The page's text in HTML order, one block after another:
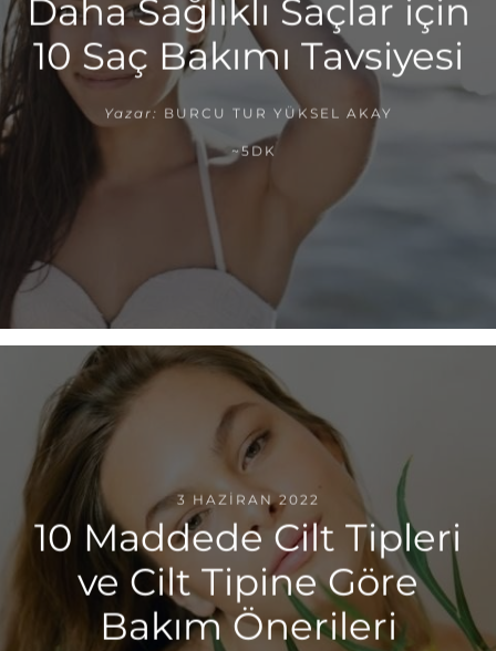
Daha Sağlıklı Saçlar için
10 Saç Bakımı Tavsiyesi
Yazar: BURCU TUR YÜKSEL AKAY
~5DK
3 HAZIRAN 2022
10 Maddede Cilt Tipleri
ve Cilt Tipine Göre
Bakım Önerileri